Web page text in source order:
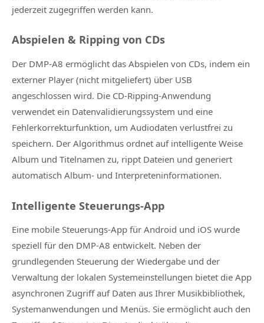
jederzeit zugegriffen werden kann.
Abspielen & Ripping von CDs
Der DMP-A8 ermöglicht das Abspielen von CDs, indem ein
externer Player (nicht mitgeliefert) über USB
angeschlossen wird. Die CD-Ripping-Anwendung
verwendet ein Datenvalidierungssystem und eine
Fehlerkorrekturfunktion, um Audiodaten verlustfrei zu
speichern. Der Algorithmus ordnet auf intelligente Weise
Album und Titelnamen zu, rippt Dateien und generiert
automatisch Album- und Interpreteninformationen.
Intelligente Steuerungs-App
Eine mobile Steuerungs-App für Android und iOS wurde
speziell für den DMP-A8 entwickelt. Neben der
grundlegenden Steuerung der Wiedergabe und der
Verwaltung der lokalen Systemeinstellungen bietet die App
asynchronen Zugriff auf Daten aus Ihrer Musikbibliothek,
Systemanwendungen und Menüs. Sie ermöglicht auch den